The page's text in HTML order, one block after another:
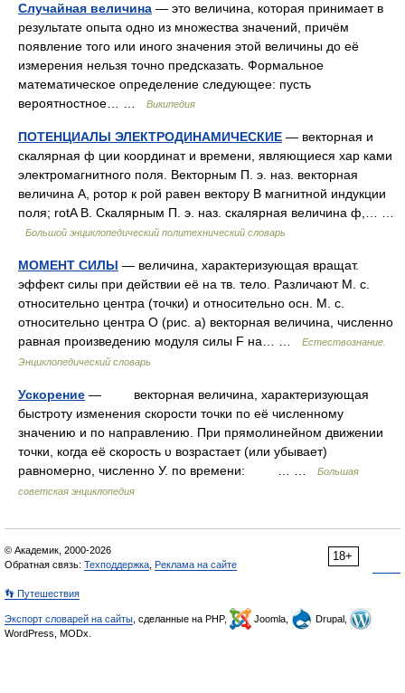
Случайная величина — это величина, которая принимает в
результате опыта одно из множества значений, причём
появление того или иного значения этой величины до её
измерения нельзя точно предсказать. Формальное
математическое определение следующее: пусть
вероятностное… …
Википедия
ПОТЕНЦИАЛЫ ЭЛЕКТРОДИНАМИЧЕСКИЕ — векторная и
скалярная ф ции координат и времени, являющиеся хар ками
электромагнитного поля. Векторным П. э. наз. векторная
величина А, ротор к рой равен вектору В магнитной индукции
поля; rotA В. Скалярным П. э. наз. скалярная величина ф,… …
Большой энциклопедический политехнический словарь
МОМЕНТ СИЛЫ — величина, характеризующая вращат.
эффект силы при действии её на тв. тело. Различают М. с.
относительно центра (точки) и относительно осн. М. с.
относительно центра О (рис. а) векторная величина, численно
равная произведению модуля силы F на… …
Естествознание.
Энциклопедический словарь
Ускорение — векторная величина, характеризующая
быстроту изменения скорости точки по её численному
значению и по направлению. При прямолинейном движении
точки, когда её скорость υ возрастает (или убывает)
равномерно, численно У. по времени: … …
Большая
советская энциклопедия
18+
© Академик, 2000-2026
Обратная связь: Техподдержка Реклама на сайте
👣 Путешествия
Экспорт словарей на сайты , сделанные на PHP, Joomla,
Drupal,
WordPress, MODx.